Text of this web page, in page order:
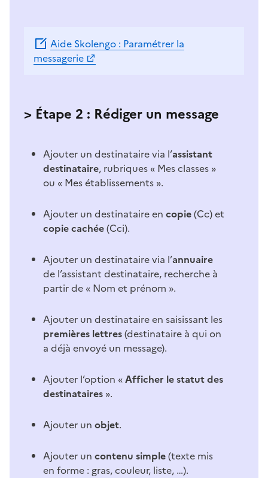
Aide Skolengo : Paramétrer la
messagerie
> Étape 2 : Rédiger un message
Ajouter un destinataire via l’assistant
destinataire, rubriques « Mes classes »
ou « Mes établissements ».
Ajouter un destinataire en copie(Cc) et
copie cachée(Cci).
Ajouter un destinataire via l’annuaire
de l’assistant destinataire, recherche à
partir de « Nom et prénom ».
Ajouter un destinataire en saisissant les
premières lettres(destinataire à qui on
a déjà envoyé un message).
Ajouter l’option «Afficher le statut des
destinataires ».
Ajouter un objet.
Ajouter un contenu simple(texte mis
en forme : gras, couleur, liste, …).